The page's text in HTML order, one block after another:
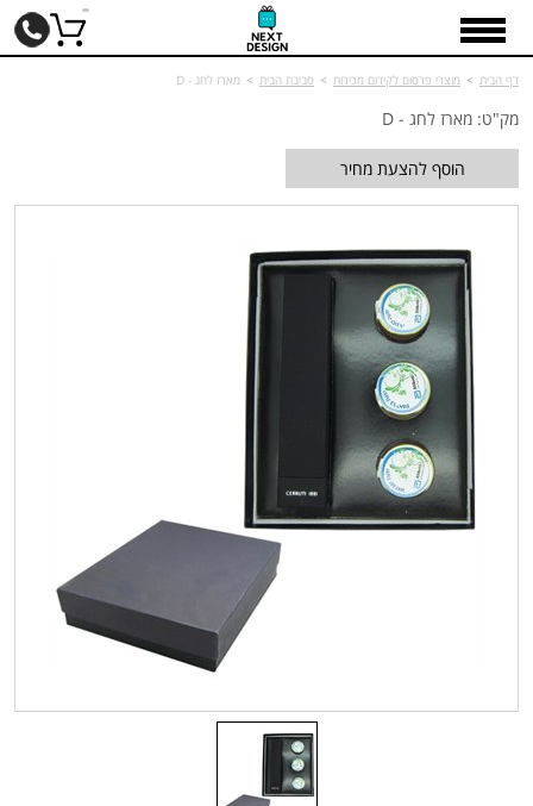
דף הבית > מוצרי פרסום לקידום מכירות > סביבת הבית > מארז לחג - D
מק"ט: מארז לחג - D
הוסף להצעת מחיר